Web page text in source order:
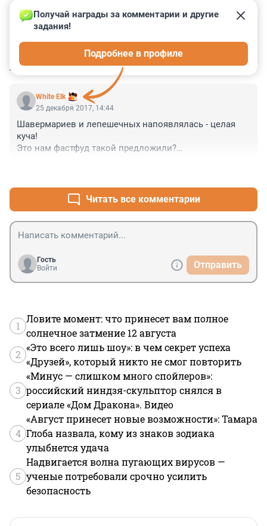
КОММЕНТАРИИ 1
White Elk
Получай награды за комментарии и другие
задания!
Подробнее в профиле
25 декабря 2017, 14:44
Шавермариев и лепешечных напоявлялась - целая
куча!
Это нам фастфуд такой предложили?
Читать все комментарии
Гость
Войти
Отправить
1
Ловите момент: что принесет вам полное
солнечное затмение 12 августа
2
«Это всего лишь шоу»: в чем секрет успеха
«Друзей», который никто не смог повторить
3
«Минус — слишком много спойлеров»:
российский ниндзя-скульптор снялся в
сериале «Дом Дракона». Видео
4
«Август принесет новые возможности»: Тамара
Глоба назвала, кому из знаков зодиака
улыбнется удача
5
Надвигается волна пугающих вирусов —
ученые потребовали срочно усилить
безопасность